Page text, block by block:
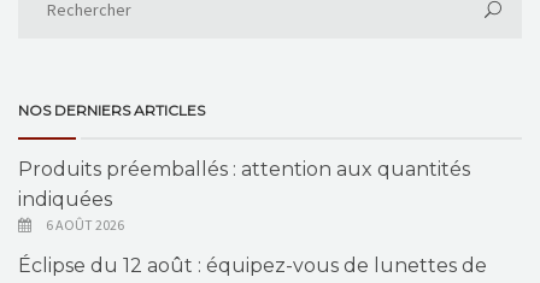
NOS DERNIERS ARTICLES
Produits préemballés : attention aux quantités
indiquées
6 AOÛT 2026
Éclipse du 12 août : équipez-vous de lunettes de